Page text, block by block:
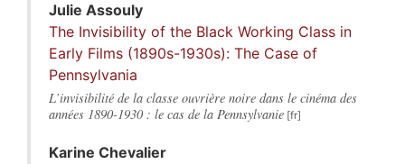
Julie Assouly
The Invisibility of the Black Working Class in
Early Films (1890s-1930s): The Case of
Pennsylvania
L’invisibilité de la classe ouvrière noire dans le cinéma des
années 1890-1930 : le cas de la Pennsylvanie
Karine Chevalier